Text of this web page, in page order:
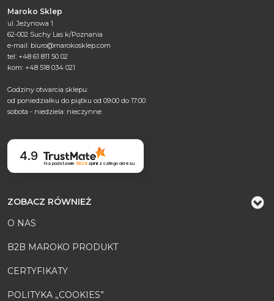
Maroko Sklep
ul. Jeżynowa 1
62-002 Suchy Las k/Poznania
e-mail: biuro@marokosklep.com
tel: +48 61 811 50 02
kom: +48 518 034 021
Godziny otwarcia sklepu:
od poniedziałku do piątku od 09:00 do 17:00
sobota - niedziela: nieczynne
4.9
Na podstawie 6024opinii z całego okresu
ZOBACZ RÓWNIEŻ
O NAS
B2B MAROKO PRODUKT
CERTYFIKATY
POLITYKA „COOKIES”